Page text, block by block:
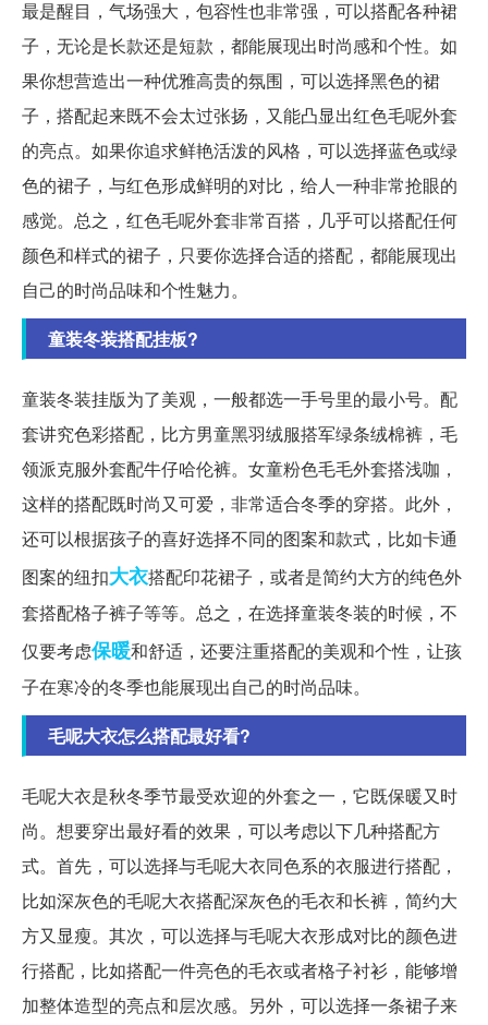
最是醒目，气场强大，包容性也非常强，可以搭配各种裙
子，无论是长款还是短款，都能展现出时尚感和个性。如
果你想营造出一种优雅高贵的氛围，可以选择黑色的裙
子，搭配起来既不会太过张扬，又能凸显出红色毛呢外套
的亮点。如果你追求鲜艳活泼的风格，可以选择蓝色或绿
色的裙子，与红色形成鲜明的对比，给人一种非常抢眼的
感觉。总之，红色毛呢外套非常百搭，几乎可以搭配任何
颜色和样式的裙子，只要你选择合适的搭配，都能展现出
自己的时尚品味和个性魅力。
童装冬装搭配挂板?
童装冬装挂版为了美观，一般都选一手号里的最小号。配
套讲究色彩搭配，比方男童黑羽绒服搭军绿条绒棉裤，毛
领派克服外套配牛仔哈伦裤。女童粉色毛毛外套搭浅咖，
这样的搭配既时尚又可爱，非常适合冬季的穿搭。此外，
还可以根据孩子的喜好选择不同的图案和款式，比如卡通
图案的纽扣大衣搭配印花裙子，或者是简约大方的纯色外
套搭配格子裤子等等。总之，在选择童装冬装的时候，不
仅要考虑保暖和舒适，还要注重搭配的美观和个性，让孩
子在寒冷的冬季也能展现出自己的时尚品味。
毛呢大衣怎么搭配最好看?
毛呢大衣是秋冬季节最受欢迎的外套之一，它既保暖又时
尚。想要穿出最好看的效果，可以考虑以下几种搭配方
式。首先，可以选择与毛呢大衣同色系的衣服进行搭配，
比如深灰色的毛呢大衣搭配深灰色的毛衣和长裤，简约大
方又显瘦。其次，可以选择与毛呢大衣形成对比的颜色进
行搭配，比如搭配一件亮色的毛衣或者格子衬衫，能够增
加整体造型的亮点和层次感。另外，可以选择一条裙子来